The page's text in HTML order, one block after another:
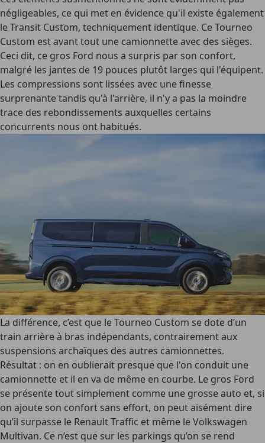
négligeables, ce qui met en évidence qu'il existe également
le Transit Custom, techniquement identique. Ce Tourneo
Custom est avant tout une camionnette avec des sièges.
Ceci dit, ce gros Ford nous a surpris par son confort,
malgré les jantes de 19 pouces plutôt larges qui l'équipent.
Les compressions sont lissées avec une finesse
surprenante tandis qu'à l'arrière, il n'y a pas la moindre
trace des rebondissements auxquelles certains
concurrents nous ont habitués.
La différence, c’est que le Tourneo Custom se dote d’un
train arrière à bras indépendants, contrairement aux
suspensions archaïques des autres camionnettes.
Résultat : on en oublierait presque que l'on conduit une
camionnette et il en va de même en courbe. Le gros Ford
se présente tout simplement comme une grosse auto et, si
on ajoute son confort sans effort, on peut aisément dire
qu’il surpasse le Renault Traffic et même le Volkswagen
Multivan. Ce n’est que sur les parkings qu’on se rend